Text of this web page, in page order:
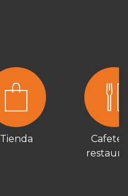
Tienda